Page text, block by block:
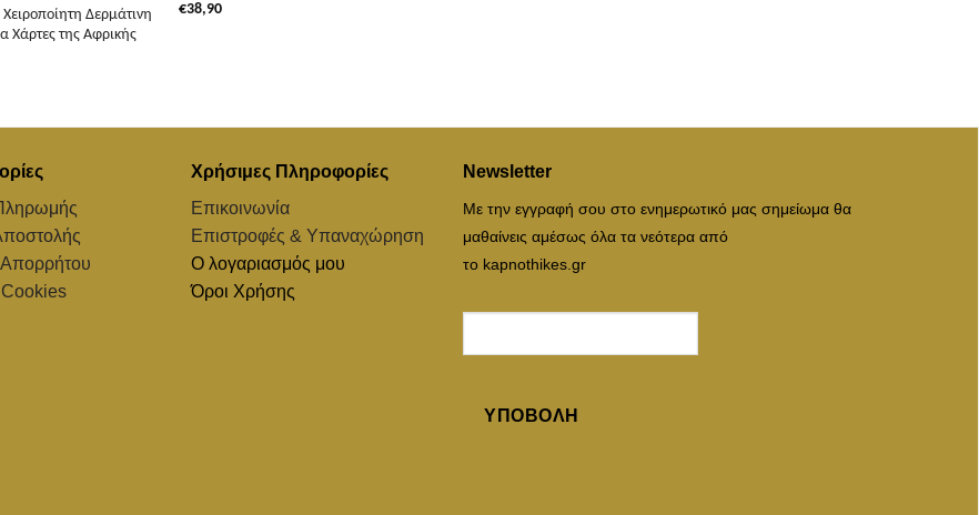
Δερμάτινη
Χάρτες της Αφρικής
€38,90
Απορρήτου
Cookies
Χρήσιμες Πληροφορίες
Επικοινωνία
Επιστροφές & Υπαναχώρηση
Ο λογαριασμός μου
Όροι Χρήσης
Newsletter
Με την εγγραφή σου στο ενημερωτικό μας σημείωμα θα
μαθαίνεις αμέσως όλα τα νεότερα από
το kapnothikes.gr
ΥΠΟΒΟΛΉ